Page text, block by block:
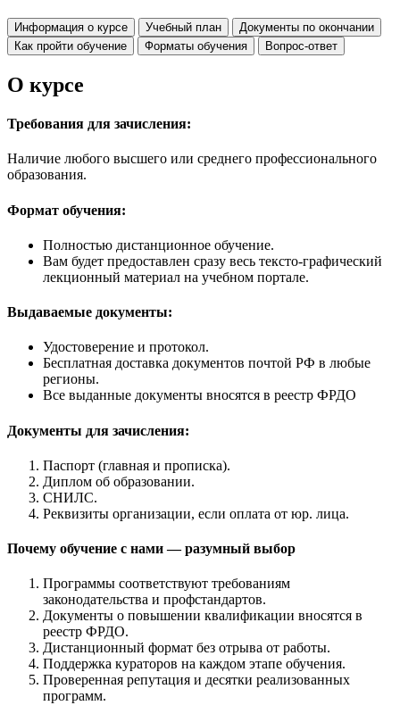
Информация о курсе Учебный план
Документы по окончании
Как пройти обучение
Форматы обучения Вопрос-ответ
О курсе
Требования для зачисления:
Наличие любого высшего или среднего профессионального
образования.
Формат обучения:
Полностью дистанционное обучение.
Вам будет предоставлен сразу весь тексто-графический
лекционный материал на учебном портале.
Выдаваемые документы:
Удостоверение и протокол.
Бесплатная доставка документов почтой РФ в любые
регионы.
Все выданные документы вносятся в реестр ФРДО
Документы для зачисления:
Паспорт (главная и прописка).
Диплом об образовании.
СНИЛС.
Реквизиты организации, если оплата от юр. лица.
Почему обучение с нами — разумный выбор
Программы соответствуют требованиям
законодательства и профстандартов.
Документы о повышении квалификации вносятся в
реестр ФРДО.
Дистанционный формат без отрыва от работы.
Поддержка кураторов на каждом этапе обучения.
Проверенная репутация и десятки реализованных
программ.